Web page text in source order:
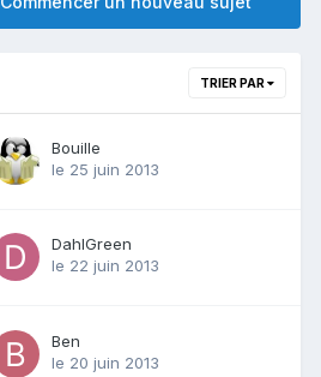
TRIER PAR
Bouille
le 25 juin 2013
DahlGreen
le 22 juin 2013
Ben
le 20 juin 2013